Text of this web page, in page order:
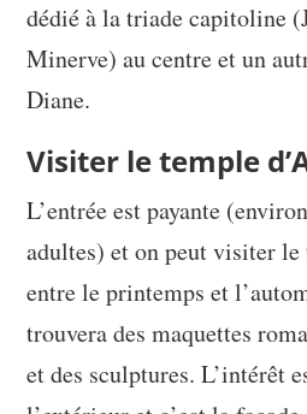
dédié à la triade capitoline
Minerve) au centre et un
Diane.
Visiter le temple
L’entrée est payante
adultes) et on peut visiter
entre le printemps et
trouvera des maquettes
et des sculptures. L’intérêt